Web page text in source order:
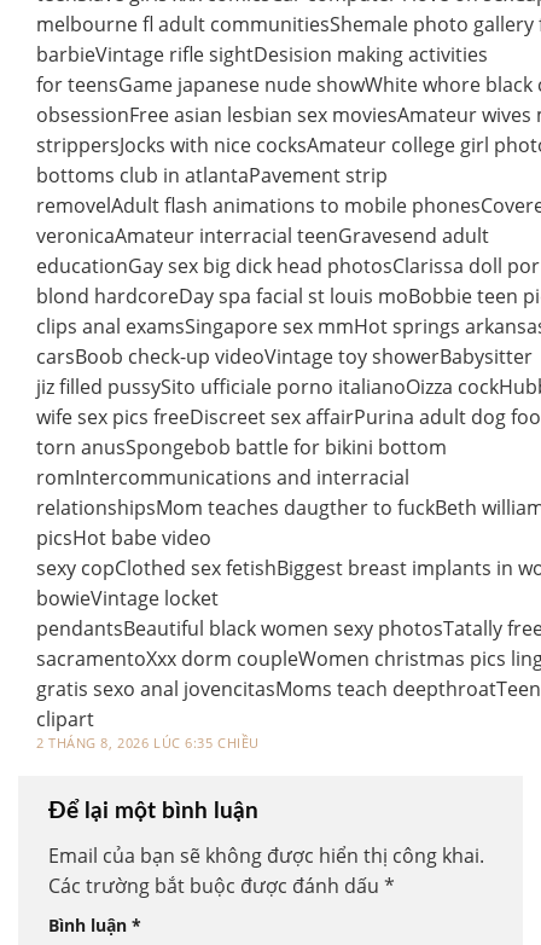
melbourne fl adult communitiesShemale photo gallery
barbieVintage rifle sightDesision making activities
for teensGame japanese nude showWhite whore black
obsessionFree asian lesbian sex moviesAmateur wives
strippersJocks with nice cocksAmateur college girl
bottoms club in atlantaPavement strip
removelAdult flash animations to mobile
veronicaAmateur interracial teenGravesend adult
educationGay sex big dick head photosClarissa doll
blond hardcoreDay spa facial st louis moBobbie teen
clips anal examsSingapore sex mmHot springs
carsBoob check-up videoVintage toy showerBabysitter
jiz filled pussySito ufficiale porno italianoOizza
wife sex pics freeDiscreet sex affairPurina adult dog
torn anusSpongebob battle for bikini bottom
romIntercommunications and interracial
relationshipsMom teaches daugther to fuckBeth
picsHot babe video
sexy copClothed sex fetishBiggest breast implants in
bowieVintage locket
pendantsBeautiful black women sexy photosTatally
sacramentoXxx dorm coupleWomen christmas pics
gratis sexo anal jovencitasMoms teach
clipart
2 THÁNG 8, 2026 LÚC 6:35 CHIỀU
Để lại một bình luận
Email của bạn sẽ không được hiển thị công khai.
Các trường bắt buộc được đánh dấu *
Bình luận *